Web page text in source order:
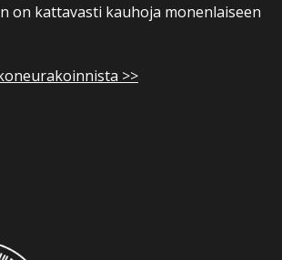
on kattavasti kauhoja monenlaiseen
>>